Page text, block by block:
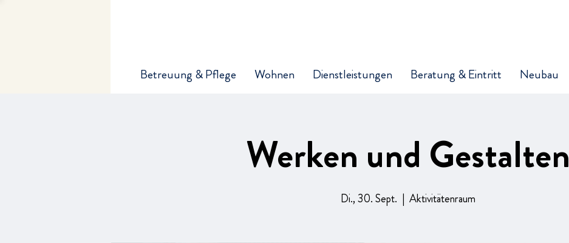
Betreuung & Pflege Wohnen Dienstleistungen Beratung & Eintritt Neubau
Werken und Gestalten
Di., 30. Sept.
  |
Aktivitätenraum